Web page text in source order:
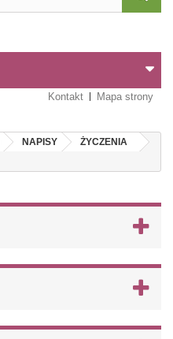
Kontakt Mapa strony
NAPISY
ŻYCZENIA